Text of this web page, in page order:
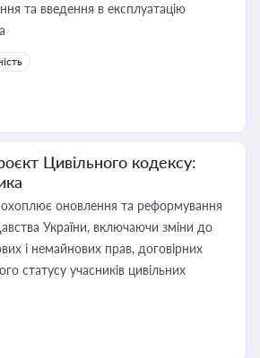
та введення в експлуатацію
Цивільного кодексу:
оновлення та реформування
України, включаючи зміни до
і немайнових прав, договірних
статусу учасників цивільних